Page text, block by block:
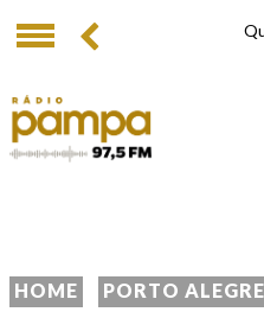
HOME PORTO ALEGRE